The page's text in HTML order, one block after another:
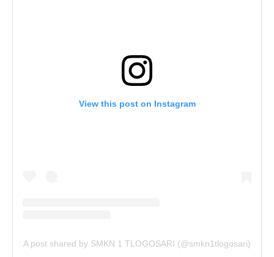
View this post on Instagram
A post shared by SMKN 1 TLOGOSARI (@smkn1tlogosari)